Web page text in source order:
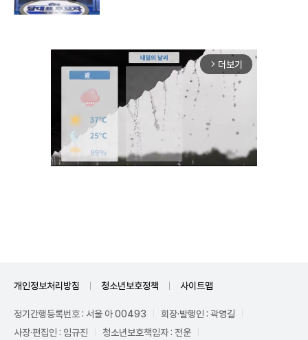
arrow_forward_ios 더보기
개인정보처리방침 청소년보호정책 사이트맵
정기간행등록번호 : 서울 아 00493
회장·발행인 : 곽영길
사장·편집인 : 임규진
청소년보호책임자 : 전운